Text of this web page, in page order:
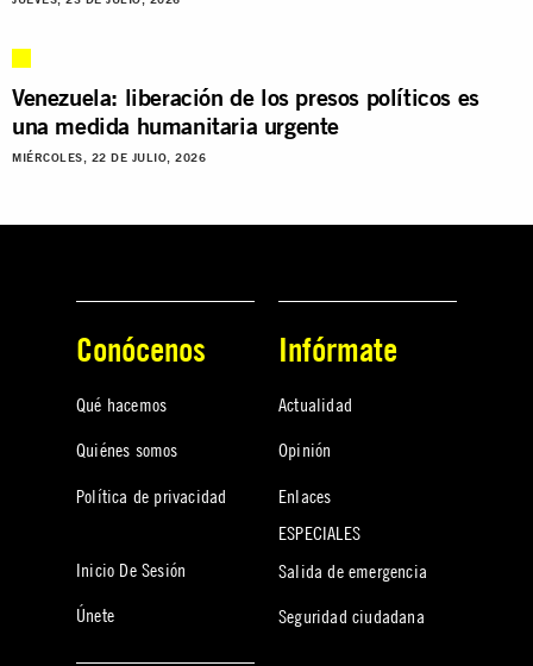
Venezuela: liberación de los presos políticos es
una medida humanitaria urgente
MIÉRCOLES, 22 DE JULIO, 2026
Conócenos
Qué hacemos
Quiénes somos
Política de privacidad
Inicio De Sesión
Únete
Infórmate
Actualidad
Opinión
Enlaces
ESPECIALES
Salida de emergencia
Seguridad ciudadana